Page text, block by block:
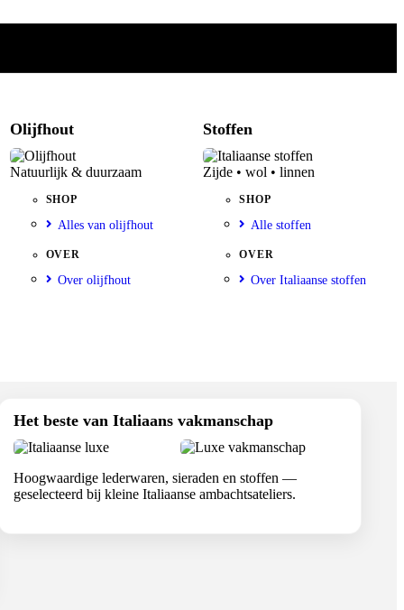
Olijfhout
Natuurlijk & duurzaam
SHOP
Alles van olijfhout
OVER
Over olijfhout
Stoffen
Zijde • wol • linnen
SHOP
Alle stoffen
OVER
Over Italiaanse stoffen
Het beste van Italiaans vakmanschap
Hoogwaardige lederwaren, sieraden en stoffen —
geselecteerd bij kleine Italiaanse ambachtsateliers.